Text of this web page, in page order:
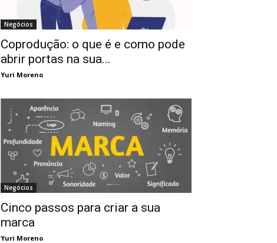
Negócios
Coprodução: o que é e como pode
abrir portas na sua...
Yuri Moreno
Negócios
Cinco passos para criar a sua
marca
Yuri Moreno